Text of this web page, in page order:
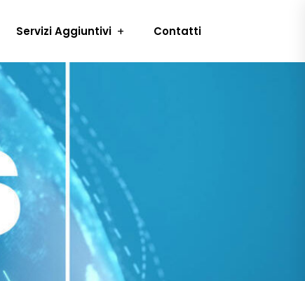
Servizi Aggiuntivi Contatti